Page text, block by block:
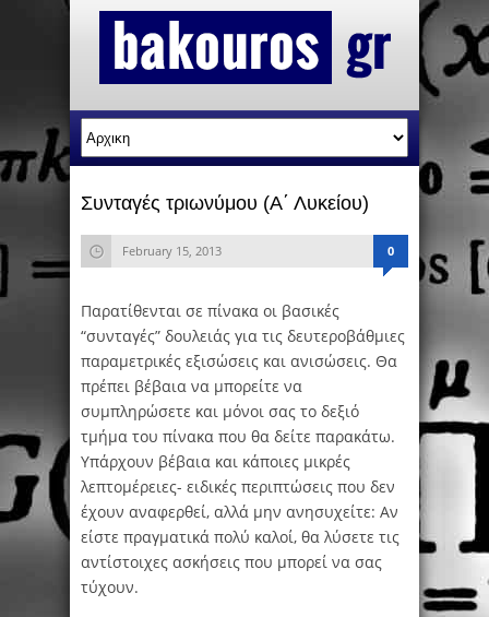
Συνταγές τριωνύμου (Α΄ Λυκείου)
February 15, 2013 0
Παρατίθενται σε πίνακα οι βασικές
“συνταγές” δουλειάς για τις δευτεροβάθμιες
παραμετρικές εξισώσεις και ανισώσεις. Θα
πρέπει βέβαια να μπορείτε να
συμπληρώσετε και μόνοι σας το δεξιό
τμήμα του πίνακα που θα δείτε παρακάτω.
Υπάρχουν βέβαια και κάποιες μικρές
λεπτομέρειες- ειδικές περιπτώσεις που δεν
έχουν αναφερθεί, αλλά μην ανησυχείτε: Αν
είστε πραγματικά πολύ καλοί, θα λύσετε τις
αντίστοιχες ασκήσεις που μπορεί να σας
τύχουν.